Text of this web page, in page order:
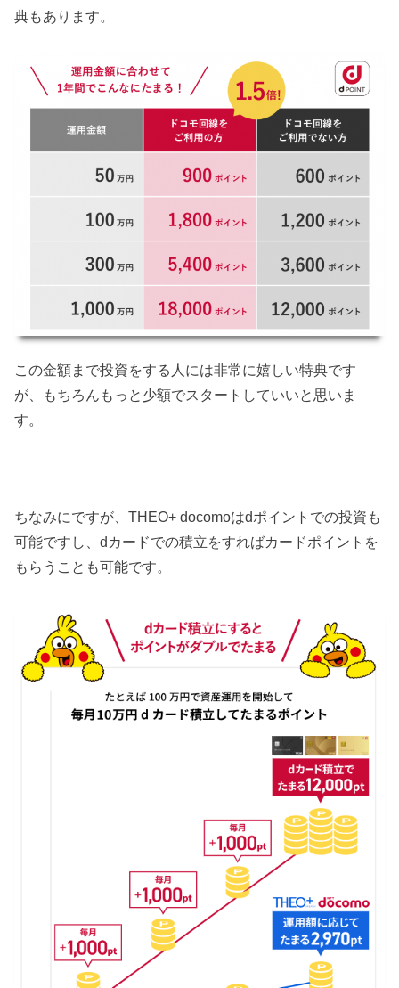
典もあります。
この金額まで投資をする人には非常に嬉しい特典です
が、もちろんもっと少額でスタートしていいと思いま
す。
ちなみにですが、THEO+ docomoはdポイントでの投資も
可能ですし、dカードでの積立をすればカードポイントを
もらうことも可能です。